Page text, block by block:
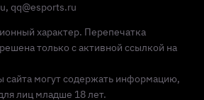
qq@esports.ru
характер. Перепечатка
только с активной ссылкой на
сайта могут содержать информацию,
лиц младше 18 лет.